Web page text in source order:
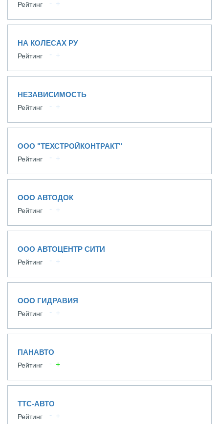
Рейтинг
НА КОЛЕСАХ РУ
Рейтинг
НЕЗАВИСИМОСТЬ
Рейтинг
ООО "ТЕХСТРОЙКОНТРАКТ"
Рейтинг
ООО АВТОДОК
Рейтинг
ООО АВТОЦЕНТР СИТИ
Рейтинг
ООО ГИДРАВИЯ
Рейтинг
ПАНАВТО
Рейтинг
ТТС-АВТО
Рейтинг